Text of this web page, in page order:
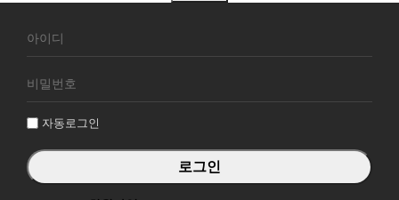
원
그
자동로그인